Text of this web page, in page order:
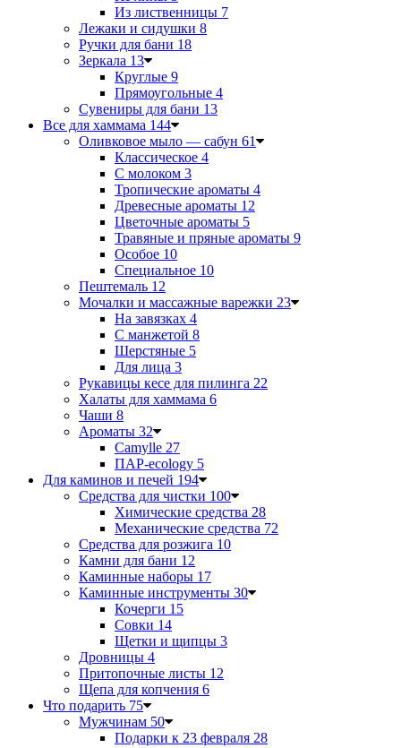
Из лиственницы 7
Лежаки и сидушки 8
Ручки для бани 18
Зеркала 13
Круглые 9
Прямоугольные 4
Сувениры для бани 13
Все для хаммама 144
Оливковое мыло — сабун 61
Классическое 4
С молоком 3
Тропические ароматы 4
Древесные ароматы 12
Цветочные ароматы 5
Травяные и пряные ароматы 9
Особое 10
Специальное 10
Пештемаль 12
Мочалки и массажные варежки 23
На завязках 4
С манжетой 8
Шерстяные 5
Для лица 3
Рукавицы кесе для пилинга 22
Халаты для хаммама 6
Чаши 8
Ароматы 32
Camylle 27
ПАР-ecology 5
Для каминов и печей 194
Средства для чистки 100
Химические средства 28
Механические средства 72
Средства для розжига 10
Камни для бани 12
Каминные наборы 17
Каминные инструменты 30
Кочерги 15
Совки 14
Щетки и щипцы 3
Дровницы 4
Притопочные листы 12
Щепа для копчения 6
Что подарить 75
Мужчинам 50
Подарки к 23 февраля 28